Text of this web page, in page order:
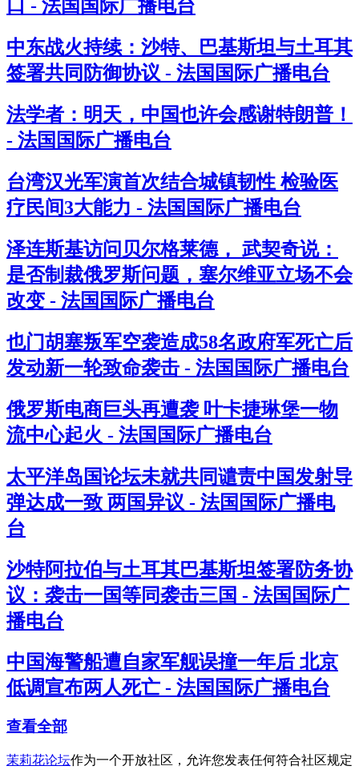
口 - 法国国际广播电台
中东战火持续：沙特、巴基斯坦与土耳其
签署共同防御协议 - 法国国际广播电台
法学者：明天，中国也许会感谢特朗普！
- 法国国际广播电台
台湾汉光军演首次结合城镇韧性 检验医
疗民间3大能力 - 法国国际广播电台
泽连斯基访问贝尔格莱德， 武契奇说：
是否制裁俄罗斯问题，塞尔维亚立场不会
改变 - 法国国际广播电台
也门胡塞叛军空袭造成58名政府军死亡后
发动新一轮致命袭击 - 法国国际广播电台
俄罗斯电商巨头再遭袭 叶卡捷琳堡一物
流中心起火 - 法国国际广播电台
太平洋岛国论坛未就共同谴责中国发射导
弹达成一致 两国异议 - 法国国际广播电
台
沙特阿拉伯与土耳其巴基斯坦签署防务协
议：袭击一国等同袭击三国 - 法国国际广
播电台
中国海警船遭自家军舰误撞一年后 北京
低调宣布两人死亡 - 法国国际广播电台
查看全部
茉莉花论坛作为一个开放社区，允许您发表任何符合社区规定